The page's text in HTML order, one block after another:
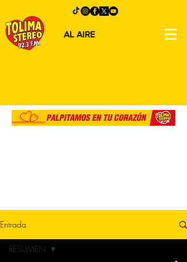
AL AIRE
Entrada
RESUMEN